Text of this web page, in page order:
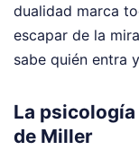
dualidad marca
escapar de la
sabe quién entra
La
de Miller